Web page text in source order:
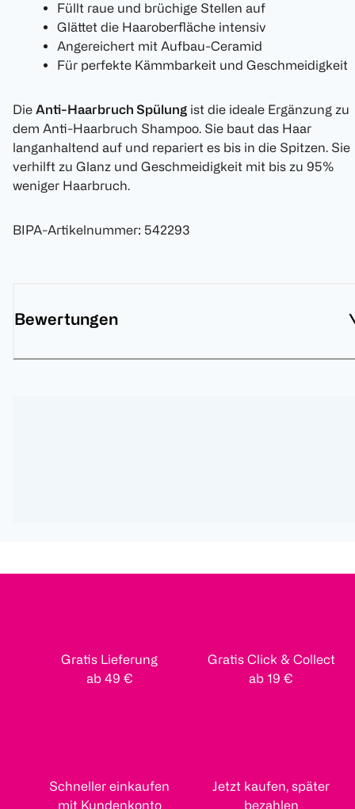
Füllt raue und brüchige Stellen auf
Glättet die Haaroberfläche intensiv
Angereichert mit Aufbau-Ceramid
Für perfekte Kämmbarkeit und Geschmeidigkeit
Die Anti-Haarbruch Spülung ist die ideale Ergänzung zu
dem Anti-Haarbruch Shampoo. Sie baut das Haar
langanhaltend auf und repariert es bis in die Spitzen. Sie
verhilft zu Glanz und Geschmeidigkeit mit bis zu 95%
weniger Haarbruch.
BIPA-Artikelnummer: 542293
Bewertungen
Gratis Lieferung
ab 49 €
Gratis Click & Collect
ab 19 €
Schneller einkaufen
mit Kundenkonto
Jetzt kaufen, später
bezahlen